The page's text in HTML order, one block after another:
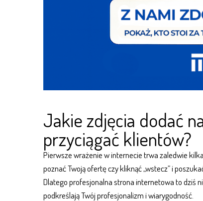
Jakie zdjęcia dodać
przyciągać klientów?
Pierwsze wrażenie w internecie trwa zaledwie
poznać Twoją ofertę czy kliknąć „wstecz” i
Dlategoprofesjonalna strona internetowato dziś
podkreślają Twój profesjonalizm i wiarygodność.